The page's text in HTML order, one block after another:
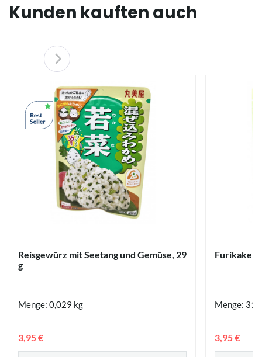
Kunden kauften auch
Reisgewürz mit Seetang und Gemüse, 29
g
Menge: 0,029 kg
3,95 €
Furikake
Menge: 31 g
3,95 €